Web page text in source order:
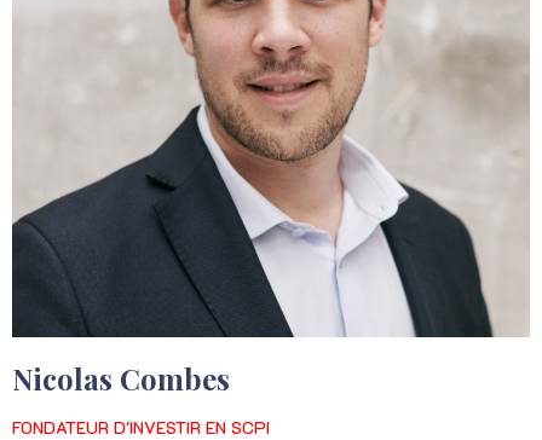
Nicolas Combes
FONDATEUR D'INVESTIR EN SCPI